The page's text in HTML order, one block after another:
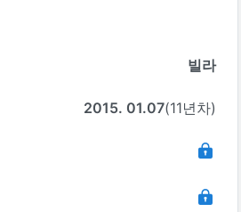
빌라
2015. 01.07(11년차)